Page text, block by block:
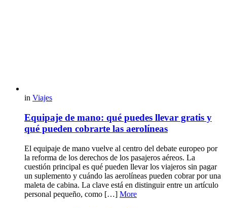
in Viajes
Equipaje de mano: qué puedes llevar gratis y
qué pueden cobrarte las aerolíneas
El equipaje de mano vuelve al centro del debate europeo por
la reforma de los derechos de los pasajeros aéreos. La
cuestión principal es qué pueden llevar los viajeros sin pagar
un suplemento y cuándo las aerolíneas pueden cobrar por una
maleta de cabina. La clave está en distinguir entre un artículo
personal pequeño, como […] More